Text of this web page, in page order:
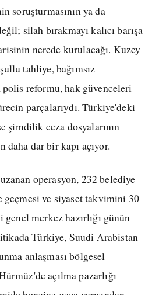
soruşturmasının ya da
silah bırakmayı kalıcı barışa
nerede kurulacağı. Kuzey
tahliye, bağımsız
reformu, hak güvenceleri
parçalarıydı. Türkiye'deki
ceza dosyalarının
daha dar bir kapı açıyor.
operasyon, 232 belediye
geçmesi ve siyaset takvimini 30
merkez hazırlığı günün
Türkiye, Suudi Arabistan
anlaşması bölgesel
açılma pazarlığı